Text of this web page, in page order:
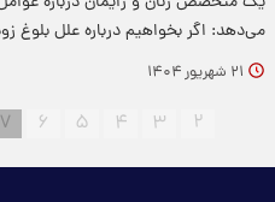
می‌دهد: اگر بخواهیم درباره علل
۲۱ شهریور ۱۴۰۴
۲ ۳ ۴ ۵ ۶ ۷